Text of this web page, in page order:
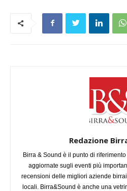
Redazione
Birra & Sound è il punto di
aggiornate sugli eventi più
recensioni delle migliori aziende
locali. Birra&Sound è anche una